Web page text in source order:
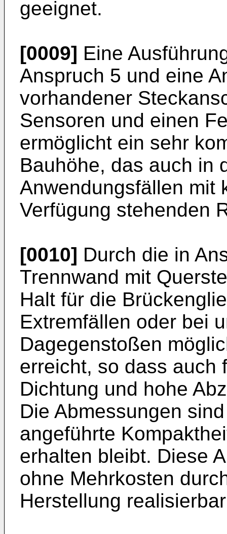
geeignet.
[0009] Eine
Anspruch 5 und eine
vorhandener
Sensoren und einen
ermöglicht ein sehr
Bauhöhe, das auch in
Anwendungsfällen mit
Verfügung stehenden
[0010] Durch die in
Trennwand mit
Halt für die
Extremfällen oder bei
Dagegenstoßen
erreicht, so dass auch
Dichtung und hohe
Die Abmessungen
angeführte
erhalten bleibt. Diese
ohne Mehrkosten
Herstellung